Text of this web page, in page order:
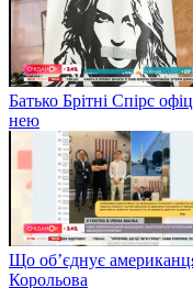
Батько Брітні Спірс
нею
Що об’єднує
Корольова